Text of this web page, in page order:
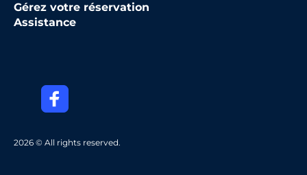
2026 © All rights reserved.
Gérez votre réservation
Assistance